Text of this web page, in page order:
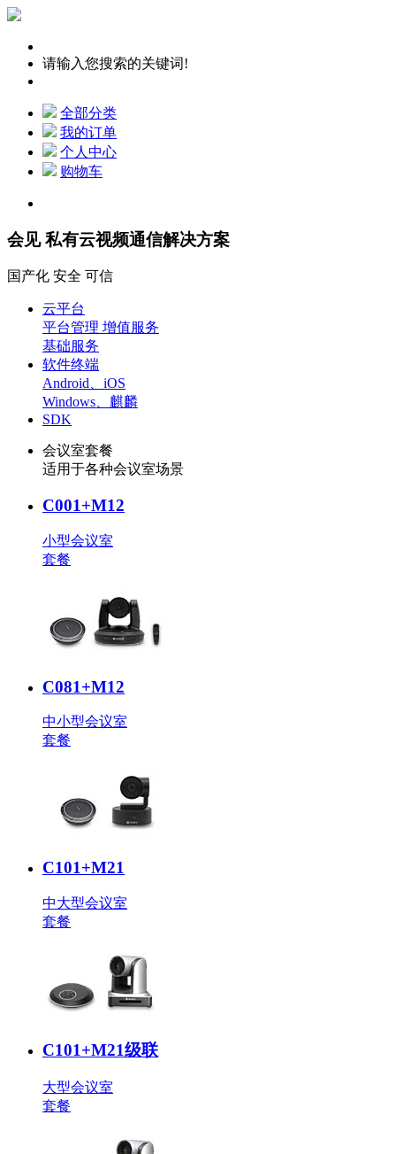
请输入您搜索的关键词!
全部分类
我的订单
个人中心
购物车
会见 私有云视频通信解决方案
国产化 安全 可信
云平台
平台管理 增值服务
基础服务
软件终端
Android、iOS
Windows、麒麟
SDK
会议室套餐
适用于各种会议室场景
C001+M12
小型会议室
套餐
C081+M12
中小型会议室
套餐
C101+M21
中大型会议室
套餐
C101+M21级联
大型会议室
套餐